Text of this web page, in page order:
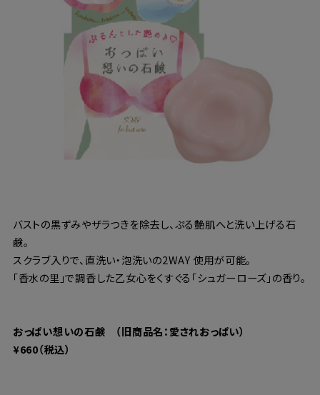
バストの黒ずみやザラつきを除去し、ぷる艶肌へと洗い上げる石
鹸。
スクラブ入りで、直洗い・泡洗いの2WAY 使用が可能。
「香水の里」で調香した乙女心をくすぐる「シュガーローズ」の香り。
おっぱい想いの石鹸 （旧商品名：愛されおっぱい）
¥660（税込）